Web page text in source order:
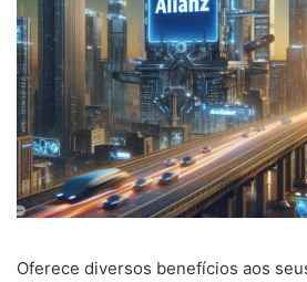
Oferece diversos benefícios aos